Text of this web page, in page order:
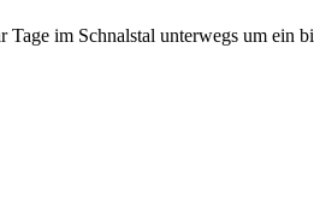
im Schnalstal unterwegs um ein